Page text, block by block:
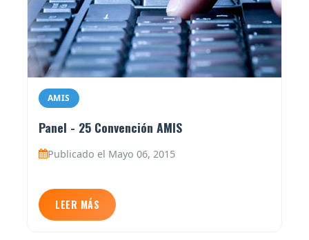
AMIS
Panel - 25 Convención AMIS
Publicado el Mayo 06, 2015
LEER MÁS